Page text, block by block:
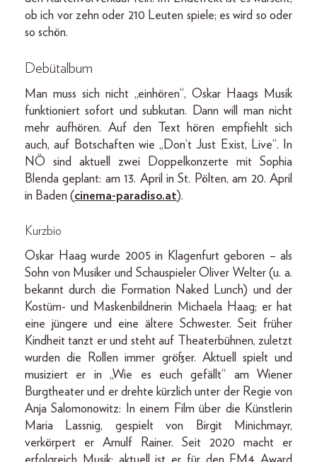
ob ich vor zehn oder 210 Leuten spiele; es wird so oder
so schön.
Debütalbum
Man muss sich nicht „einhören“, Oskar Haags Musik
funktioniert sofort und subkutan. Dann will man nicht
mehr aufhören. Auf den Text hören empfiehlt sich
auch, auf Botschaften wie „Don‘t Just Exist, Live“. In
NÖ sind aktuell zwei Doppelkonzerte mit Sophia
Blenda geplant: am 13. April in St. Pölten, am 20. April
in Baden (cinema-paradiso.at).
Kurzbio
Oskar Haag wurde 2005 in Klagenfurt geboren – als
Sohn von Musiker und Schauspieler Oliver Welter (u. a.
bekannt durch die Formation Naked Lunch) und der
Kostüm- und Maskenbildnerin Michaela Haag; er hat
eine jüngere und eine ältere Schwester. Seit früher
Kindheit tanzt er und steht auf Theaterbühnen, zuletzt
wurden die Rollen immer größer. Aktuell spielt und
musiziert er in „Wie es euch gefällt“ am Wiener
Burgtheater und er drehte kürzlich unter der Regie von
Anja Salomonowitz: In einem Film über die Künstlerin
Maria Lassnig, gespielt von Birgit Minichmayr,
verkörpert er Arnulf Rainer. Seit 2020 macht er